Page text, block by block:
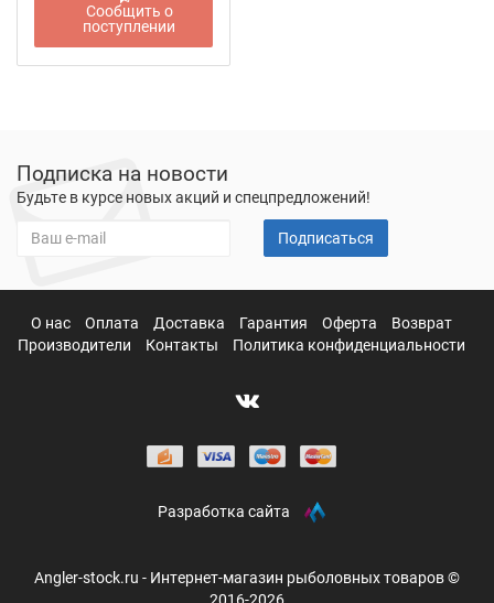
Сообщить о
поступлении
Подписка на новости
Будьте в курсе новых акций и спецпредложений!
Подписаться
О нас Оплата Доставка Гарантия Оферта
Возврат
Производители
Контакты Политика конфиденциальности
Разработка сайта
Angler-stock.ru - Интернет-магазин рыболовных товаров ©